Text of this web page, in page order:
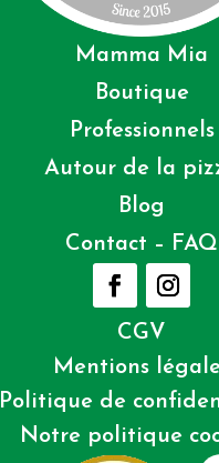
Mamma Mia
Boutique
Professionnels
Autour de la
Blog
Contact – FAQ
CGV
Mentions
Politique de
Notre politique